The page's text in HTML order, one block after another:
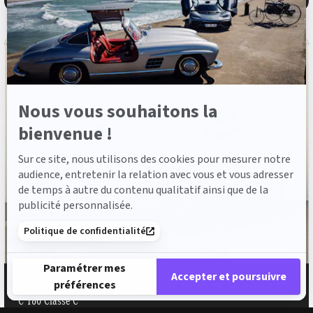
Axeptio
Nous vous souhaitons la
bienvenue !
Sur ce site, nous utilisons des cookies pour mesurer notre
audience, entretenir la relation avec vous et vous adresser
de temps à autre du contenu qualitatif ainsi que de la
publicité personnalisée.
Politique de confidentialité
Paramétrer mes
préférences
Accepter et poursuivre
Plateforme de Gestion du Consentement : Personnalisez vos
MERCEDES-BENZ Classe C Berline
C 180 Classe C